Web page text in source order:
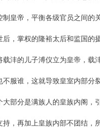
皇帝，平衡各级官员之间的
，掌权的隆裕太后和监国的
沣的儿子溥仪立为皇帝，载
服谁，这就导致皇室内部分裂
部分是满族人的皇族内阁，
，再加上皇族内部不团结，